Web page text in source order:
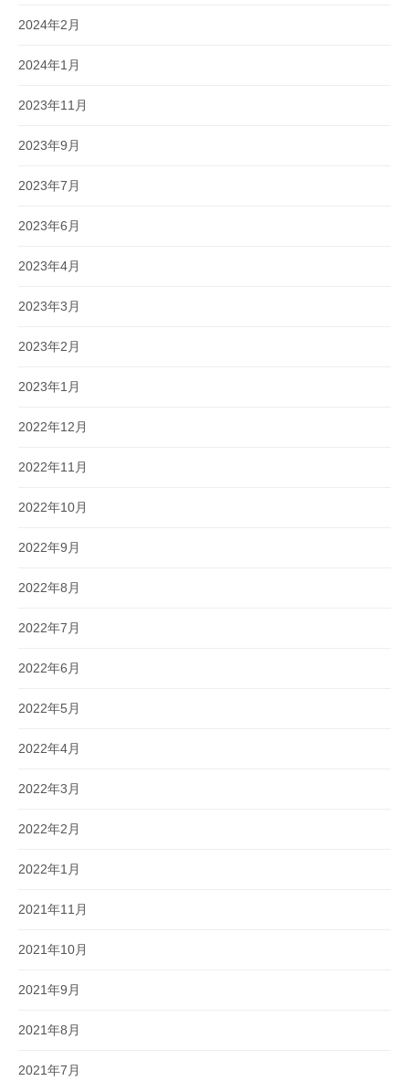
2024年2月
2024年1月
2023年11月
2023年9月
2023年7月
2023年6月
2023年4月
2023年3月
2023年2月
2023年1月
2022年12月
2022年11月
2022年10月
2022年9月
2022年8月
2022年7月
2022年6月
2022年5月
2022年4月
2022年3月
2022年2月
2022年1月
2021年11月
2021年10月
2021年9月
2021年8月
2021年7月